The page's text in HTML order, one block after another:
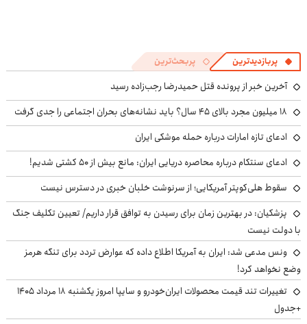
پربازدیدترین پربحث‌ترین
آخرین خبر از پرونده قتل حمیدرضا رجب‌زاده رسید
۱۸ میلیون مجرد بالای ۴۵ سال؟ باید نشانه‌های بحران اجتماعی را جدی گرفت
ادعای تازه امارات درباره حمله موشکی ایران
ادعای سنتکام درباره محاصره دریایی ایران: مانع بیش از ۵۰ کشتی شدیم!
سقوط هلی‌کوپتر آمریکایی؛ از سرنوشت خلبان خبری در دسترس نیست
پزشکیان‌: در بهترین زمان برای رسیدن به توافق قرار داریم/ تعیین تکلیف جنگ
با دولت نیست
ونس مدعی شد: ایران به آمریکا اطلاع داده که عوارض تردد برای تنگه هرمز
وضع نخواهد کرد!
تغییرات تند قیمت محصولات ایران‌خودرو و سایپا امروز یکشنبه ۱۸ مرداد ۱۴۰۵
+جدول